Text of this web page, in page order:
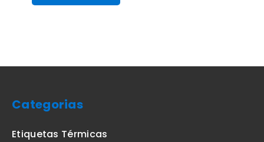
Categorias
Etiquetas Térmicas